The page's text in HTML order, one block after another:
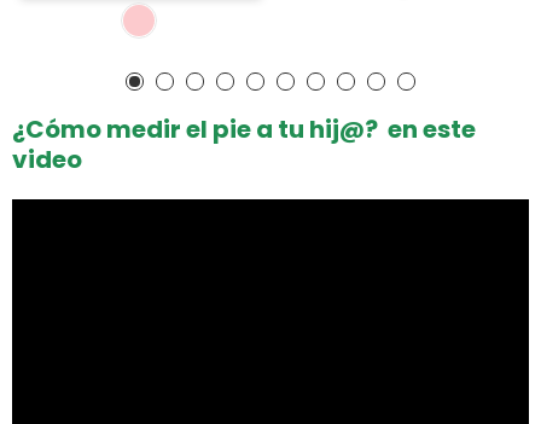
¿Cómo medir el pie a tu hij@? en este
video